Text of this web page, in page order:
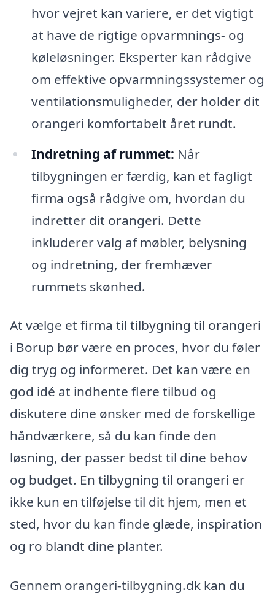
hvor vejret kan variere, er det vigtigt
at have de rigtige opvarmnings- og
køleløsninger. Eksperter kan rådgive
om effektive opvarmningssystemer og
ventilationsmuligheder, der holder dit
orangeri komfortabelt året rundt.
Indretning af rummet: Når
tilbygningen er færdig, kan et fagligt
firma også rådgive om, hvordan du
indretter dit orangeri. Dette
inkluderer valg af møbler, belysning
og indretning, der fremhæver
rummets skønhed.
At vælge et firma til tilbygning til orangeri
i Borup bør være en proces, hvor du føler
dig tryg og informeret. Det kan være en
god idé at indhente flere tilbud og
diskutere dine ønsker med de forskellige
håndværkere, så du kan finde den
løsning, der passer bedst til dine behov
og budget. En tilbygning til orangeri er
ikke kun en tilføjelse til dit hjem, men et
sted, hvor du kan finde glæde, inspiration
og ro blandt dine planter.
Gennem orangeri-tilbygning.dk kan du